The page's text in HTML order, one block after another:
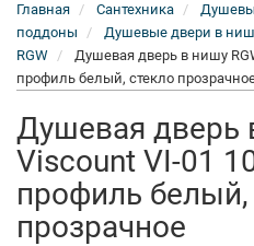
Главная Сантехника
поддоны
Душевые двери в
RGW
Душевая дверь в нишу
профиль белый, стекло
Душевая дверь
Viscount VI-01
профиль белый,
прозрачное